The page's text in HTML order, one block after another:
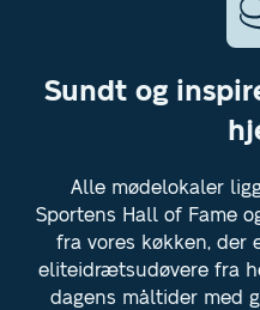
Sundt og
Alle mødelokaler
Sportens Hall of Fame
fra vores køkken,
eliteidrætsudøvere fra
dagens måltider med